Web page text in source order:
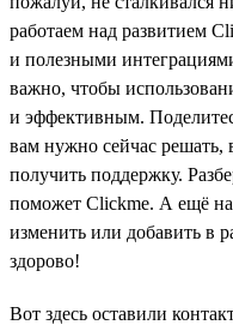
работаем над развитием
и полезными
важно, чтобы
и эффективным.
вам нужно сейчас решать,
получить поддержку.
поможет Clickme. А ещё
изменить или добавить в
здорово!
Вот здесь оставили